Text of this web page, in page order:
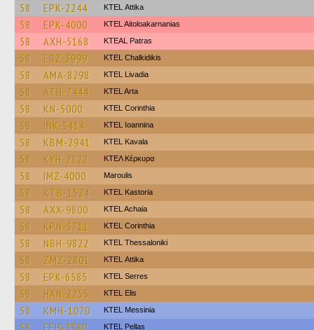
58 EPK-2244 KΤΕL Αttika
58 EPK-4000 KTEL Aitoloakarnanias
58 AXH-5168 KTEAL Patras
58 EBZ-3999 ΚΤΕL Chalkidikis
58 AMA-8298 KTEL Livadia
58 ATH-7444 KTEL Arta
58 KN-5000 KTEL Corinthia
58 INK-5414 KTEL Ioannina
58 KBM-2941 KTEL Kavala
58 KYH-2122 ΚΤΕΛ Κέρκυρα
58 IMZ-4000 Maroulis
58 KTB-1524 KTEL Kastoria
58 AXX-9800 KTEL Achaia
58 KPN-3711 KTEL Corinthia
58 NBH-9822 KTEL Thessaloniki
58 ZMZ-2801 KΤΕL Αttika
58 EPK-6585 KTEL Serres
58 HAN-2255 KTEL Elis
58 KMH-1070 KTEL Messinia
58 EEH-3380 KTEL Pellas